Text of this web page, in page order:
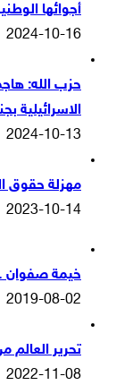
أجوائها
2024-10-16
حزب الله:
الاسرائيلية
2024-10-13
مهزلة حقوق
2023-10-14
خيمة صفوان
2019-08-02
تحرير العالم
2022-11-08